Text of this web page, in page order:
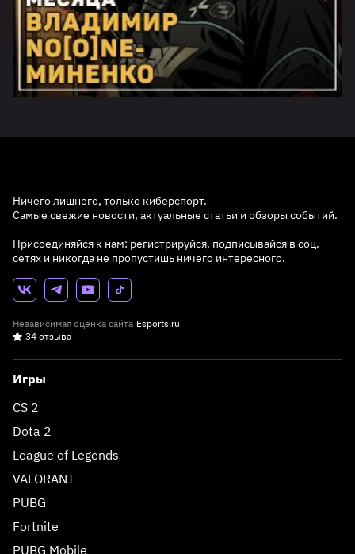
Ничего лишнего, только киберспорт.
Самые свежие новости, актуальные статьи и обзоры событий.
Присоединяйся к нам: регистрируйся, подписывайся в соц.
сетях и никогда не пропустишь ничего интересного.
Независимая оценка сайта Esports.ru
34 отзыва
Игры
CS 2
Dota 2
League of Legends
VALORANT
PUBG
Fortnite
PUBG Mobile